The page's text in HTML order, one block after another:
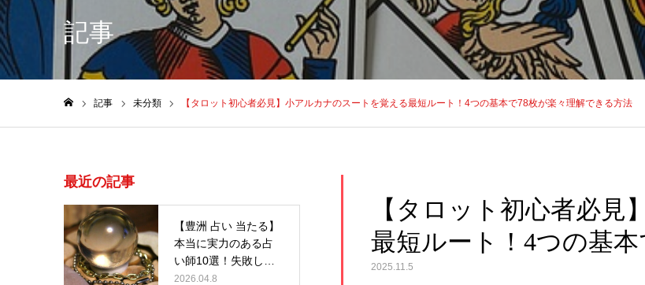
記事
記事 未分類 【タロット初心者必見】小アルカナのスートを覚える最短ルート！4つの基本で78枚が楽々理解できる方法
【タロット初心者必
最短ルート！4つの基
2025.11.5
最近の記事
【豊洲 占い 当たる】
本当に実力のある占
い師10選！失敗しな
い選び…
2026.04.8